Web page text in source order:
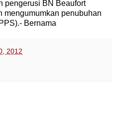
pengerusi BN Beaufort
mengumumkan penubuhan
Bernama
2012